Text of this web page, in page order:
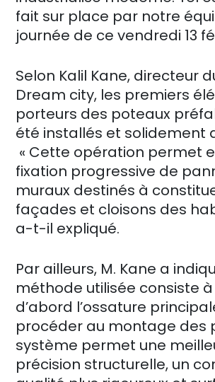
fait sur place par notre
journée de ce vendredi 13
Selon Kalil Kane, directeur
Dream city, les premiers
porteurs des poteaux
été installés et solidement
« Cette opération permet
fixation progressive de
muraux destinés à
façades et cloisons des
a-t-il expliqué.
Par ailleurs, M. Kane a
méthode utilisée consiste
d’abord l’ossature
procéder au montage des
système permet une
précision structurelle, un